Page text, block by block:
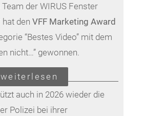
Team der WIRUS Fenster
hat den VFF Marketing Award
“Bestes Video” mit dem
nicht…” gewonnen.
weiterlesen
auch in 2026 wieder die
Polizei bei ihrer